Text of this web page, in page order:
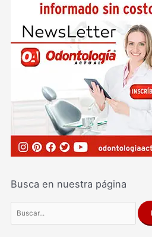
Busca en nuestra página